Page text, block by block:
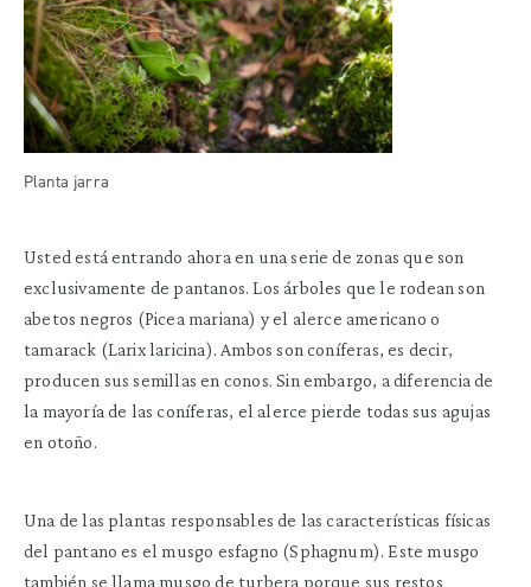
Planta jarra
Usted está entrando ahora en una serie de zonas que son
exclusivamente de pantanos. Los árboles que le rodean son
abetos negros (Picea mariana) y el alerce americano o
tamarack (Larix laricina). Ambos son coníferas, es decir,
producen sus semillas en conos. Sin embargo, a diferencia de
la mayoría de las coníferas, el alerce pierde todas sus agujas
en otoño.
Una de las plantas responsables de las características físicas
del pantano es el musgo esfagno (Sphagnum). Este musgo
también se llama musgo de turbera porque sus restos